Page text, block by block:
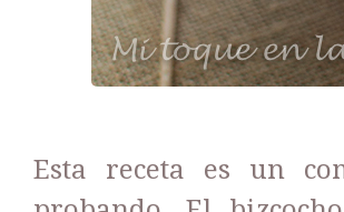
Esta receta es un